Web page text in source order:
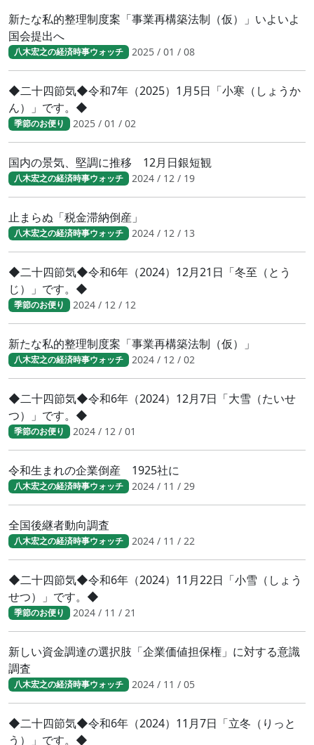
新たな私的整理制度案「事業再構築法制（仮）」いよいよ
国会提出へ
八木宏之の経済時事ウォッチ 2025 / 01 / 08
◆二十四節気◆令和7年（2025）1月5日「小寒（しょうか
ん）」です。◆
季節のお便り 2025 / 01 / 02
国内の景気、堅調に推移 12月日銀短観
八木宏之の経済時事ウォッチ 2024 / 12 / 19
止まらぬ「税金滞納倒産」
八木宏之の経済時事ウォッチ 2024 / 12 / 13
◆二十四節気◆令和6年（2024）12月21日「冬至（とう
じ）」です。◆
季節のお便り 2024 / 12 / 12
新たな私的整理制度案「事業再構築法制（仮）」
八木宏之の経済時事ウォッチ 2024 / 12 / 02
◆二十四節気◆令和6年（2024）12月7日「大雪（たいせ
つ）」です。◆
季節のお便り 2024 / 12 / 01
令和生まれの企業倒産 1925社に
八木宏之の経済時事ウォッチ 2024 / 11 / 29
全国後継者動向調査
八木宏之の経済時事ウォッチ 2024 / 11 / 22
◆二十四節気◆令和6年（2024）11月22日「小雪（しょう
せつ）」です。◆
季節のお便り 2024 / 11 / 21
新しい資金調達の選択肢「企業価値担保権」に対する意識
調査
八木宏之の経済時事ウォッチ 2024 / 11 / 05
◆二十四節気◆令和6年（2024）11月7日「立冬（りっと
う）」です。◆